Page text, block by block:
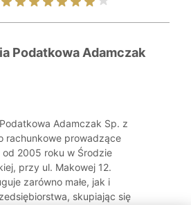
Podatkowa Adamczak
Adamczak Sp. z
rachunkowe prowadzące
od 2005 roku w Środzie
przy ul. Makowej 12.
zarówno małe, jak i
skupiając się